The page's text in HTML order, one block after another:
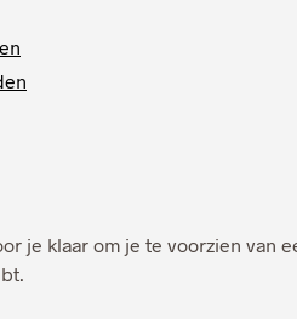
je klaar om je te voorzien van